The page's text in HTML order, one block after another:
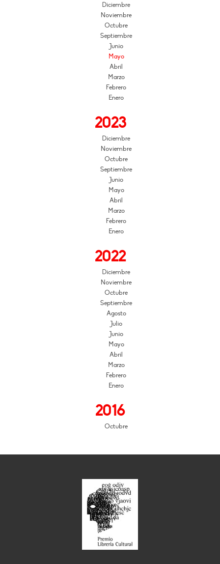
Diciembre
Noviembre
Octubre
Septiembre
Junio
Mayo
Abril
Marzo
Febrero
Enero
2023
Diciembre
Noviembre
Octubre
Septiembre
Junio
Mayo
Abril
Marzo
Febrero
Enero
2022
Diciembre
Noviembre
Octubre
Septiembre
Agosto
Julio
Junio
Mayo
Abril
Marzo
Febrero
Enero
2016
Octubre